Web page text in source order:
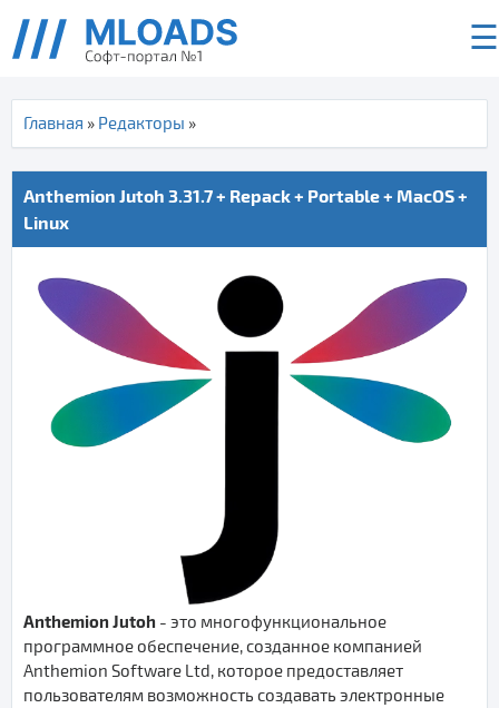
☰
Главная » Редакторы »
Anthemion Jutoh 3.31.7 + Repack + Portable + MacOS +
Linux
Anthemion Jutoh - это многофункциональное
программное обеспечение, созданное компанией
Anthemion Software Ltd, которое предоставляет
пользователям возможность создавать электронные